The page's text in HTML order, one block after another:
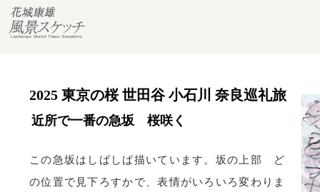
2025 東京の桜 世田谷 小石川 奈良巡礼旅
近所で一番の急坂 桜咲く
この急坂はしばしば描いています。坂の上部 ど
の位置で見下ろすかで、表情がいろいろ変わりま